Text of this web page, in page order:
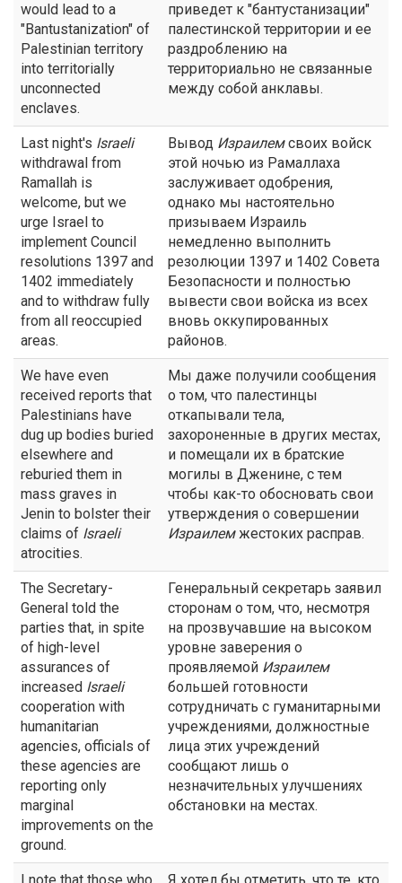
would lead to a
"Bantustanization" of
Palestinian territory
into territorially
unconnected
enclaves.
приведет к "бантустанизации"
палестинской территории и ее
раздроблению на
территориально не связанные
между собой анклавы.
Last night's Israeli
withdrawal from
Ramallah is
welcome, but we
urge Israel to
implement Council
resolutions 1397 and
1402 immediately
and to withdraw fully
from all reoccupied
areas.
Вывод Израилемсвоих войск
этой ночью из Рамаллаха
заслуживает одобрения,
однако мы настоятельно
призываем Израиль
немедленно выполнить
резолюции 1397 и 1402 Совета
Безопасности и полностью
вывести свои войска из всех
вновь оккупированных
районов.
We have even
received reports that
Palestinians have
dug up bodies buried
elsewhere and
reburied them in
mass graves in
Jenin to bolster their
claims of Israeli
atrocities.
Мы даже получили сообщения
о том, что палестинцы
откапывали тела,
захороненные в других местах,
и помещали их в братские
могилы в Дженине, с тем
чтобы как-то обосновать свои
утверждения о совершении
Израилемжестоких расправ.
The Secretary-
General told the
parties that, in spite
of high-level
assurances of
increased Israeli
cooperation with
humanitarian
agencies, officials of
these agencies are
reporting only
marginal
improvements on the
ground.
Генеральный секретарь заявил
сторонам о том, что, несмотря
на прозвучавшие на высоком
уровне заверения о
проявляемой Израилем
большей готовности
сотрудничать с гуманитарными
учреждениями, должностные
лица этих учреждений
сообщают лишь о
незначительных улучшениях
обстановки на местах.